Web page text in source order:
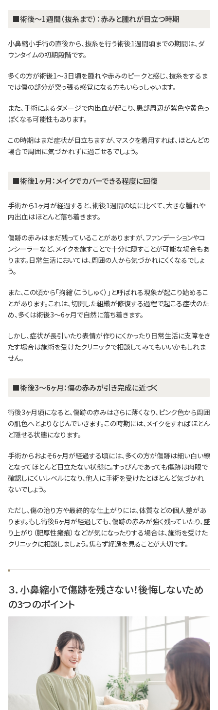
■術後～1週間（抜糸まで）：赤みと腫れが目立つ時期
小鼻縮小手術の直後から、抜糸を行う術後1週間頃までの期間は、ダ
ウンタイムの初期段階です。
多くの方が術後1〜3日頃を腫れや赤みのピークと感じ、抜糸をするま
では傷の部分が突っ張る感覚になる方もいらっしゃいます。
また、手術によるダメージで内出血が起こり、患部周辺が紫色や黄色っ
ぽくなる可能性もあります。
この時期はまだ症状が目立ちますが、マスクを着用すれば、ほとんどの
場合で周囲に気づかれずに過ごせるでしょう。
■術後1ヶ月：メイクでカバーできる程度に回復
手術から1ヶ月が経過すると、術後1週間の頃に比べて、大きな腫れや
内出血はほとんど落ち着きます。
傷跡の赤みはまだ残っていることがありますが、ファンデーションやコ
ンシーラーなど、メイクを施すことで十分に隠すことが可能な場合もあ
ります。日常生活においては、周囲の人から気づかれにくくなるでしょ
う。
また、この頃から「拘縮（こうしゅく）」と呼ばれる現象が起こり始めるこ
とがあります。これは、切開した組織が修復する過程で起こる症状のた
め、多くは術後3～6ヶ月で自然に落ち着きます。
しかし、症状が長引いたり表情が作りにくかったり日常生活に支障をき
たす場合は施術を受けたクリニックで相談してみてもいいかもしれま
せん。
■術後3～6ヶ月：傷の赤みが引き完成に近づく
術後3ヶ月頃になると、傷跡の赤みはさらに薄くなり、ピンク色から周囲
の肌色へとよりなじんでいきます。この時期には、メイクをすればほとん
ど隠せる状態になります。
手術からおよそ6ヶ月が経過する頃には、多くの方が傷跡は細い白い線
となってほとんど目立たない状態に。すっぴんであっても傷跡は肉眼で
確認しにくいレベルになり、他人に手術を受けたとほとんど気づかれ
ないでしょう。
ただし、傷の治り方や最終的な仕上がりには、体質などの個人差があ
ります。もし術後6ヶ月が経過しても、傷跡の赤みが強く残っていたり、盛
り上がり（肥厚性瘢痕）などが気になったりする場合は、施術を受けた
クリニックに相談しましょう。焦らず経過を見ることが大切です。
３．小鼻縮小で傷跡を残さない！後悔しないため
の3つのポイント